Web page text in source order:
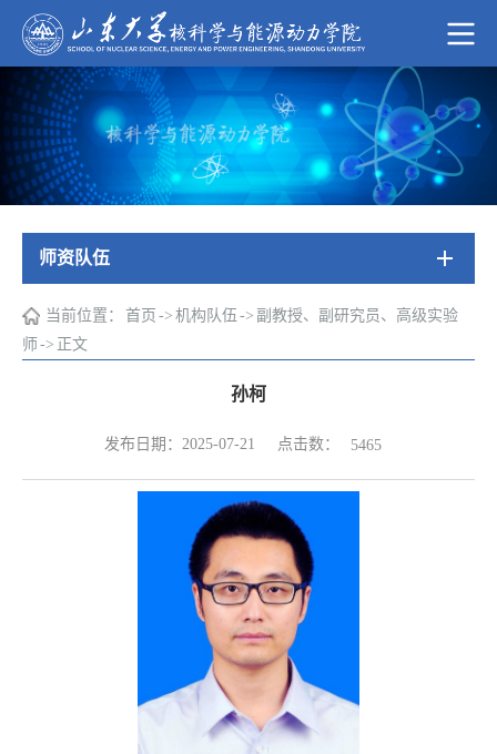
师资队伍
当前位置： 首页 -> 机构队伍 -> 副教授、副研究员、高级实验
师 -> 正文
孙柯
发布日期：2025-07-21 点击数： 5465